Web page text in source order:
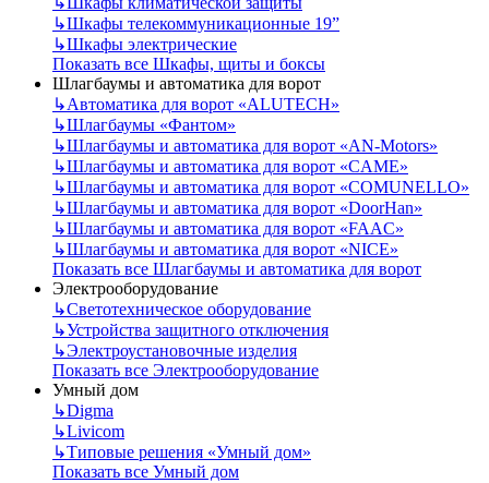
↳Шкафы телекоммуникационные 19”
↳Шкафы электрические
Показать все Шкафы, щиты и боксы
Шлагбаумы и автоматика для ворот
↳Автоматика для ворот «ALUTECH»
↳Шлагбаумы «Фантом»
↳Шлагбаумы и автоматика для ворот «AN-Motors»
↳Шлагбаумы и автоматика для ворот «CAME»
↳Шлагбаумы и автоматика для ворот «COMUNELLO»
↳Шлагбаумы и автоматика для ворот «DoorHan»
↳Шлагбаумы и автоматика для ворот «FAAC»
↳Шлагбаумы и автоматика для ворот «NICE»
Показать все Шлагбаумы и автоматика для ворот
Электрооборудование
↳Светотехническое оборудование
↳Устройства защитного отключения
↳Электроустановочные изделия
Показать все Электрооборудование
Умный дом
↳Digma
↳Livicom
↳Типовые решения «Умный дом»
Показать все Умный дом